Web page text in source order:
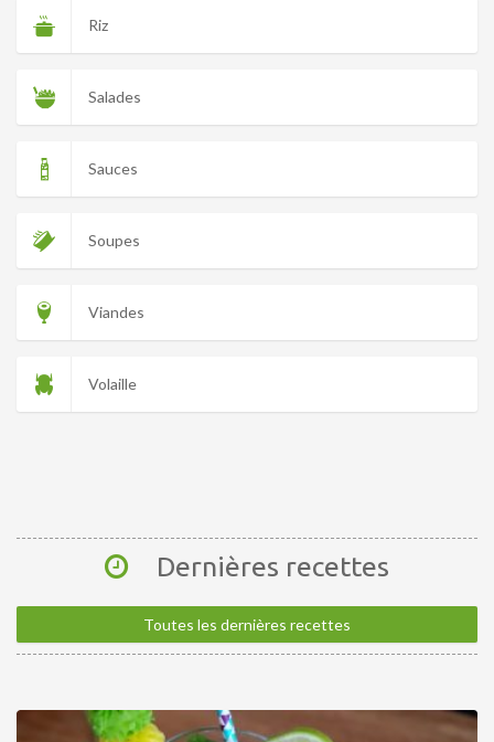
Riz
Salades
Sauces
Soupes
Viandes
Volaille
Dernières recettes
Toutes les dernières recettes